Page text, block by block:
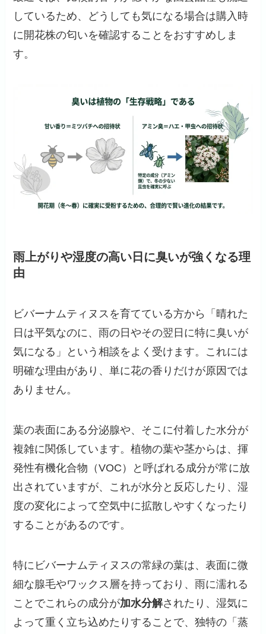
しているため、どうしても気になる場合は購入時
に開花株の匂いを確認することをおすすめしま
す。
雨上がりや湿度の高い日に臭いが強くなる理
由
ビバーナムティヌスを育てている方から「晴れた
日は平気なのに、雨の日やその翌日に特に臭いが
気になる」という相談をよく受けます。これには
明確な理由があり、単に花の香りだけが原因では
ありません。
葉の表面にある分泌腺や、そこに付着した水分が
複雑に関係しています。植物の葉や茎からは、揮
発性有機化合物（VOC）と呼ばれる成分が常に放
出されていますが、これが水分と反応したり、湿
度の変化によって空気中に拡散しやすくなったり
することがあるのです。
特にビバーナムティヌスの常緑の葉は、表面に微
細な腺毛やワックス層を持っており、雨に濡れる
ことでこれらの成分が加水分解されたり、湿気に
よって重く立ち込めたりすることで、独特の「蒸